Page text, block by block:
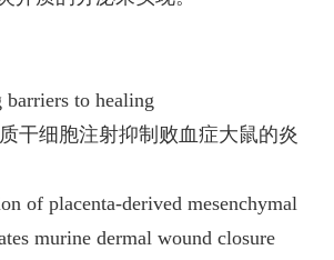
to healing
干细胞注射抑制败血症大鼠的炎
of placenta-derived mesenchymal
murine dermal wound closure